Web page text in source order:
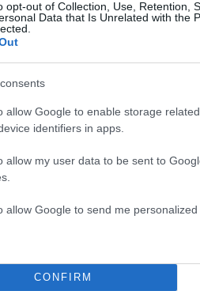
opt-out of Collection, Use, Retention,
Data that Is Unrelated with the
allow Google to enable storage
identifiers in apps.
allow my user data to be sent to
allow Google to send me personalized
CONFIRM
βραβείο.